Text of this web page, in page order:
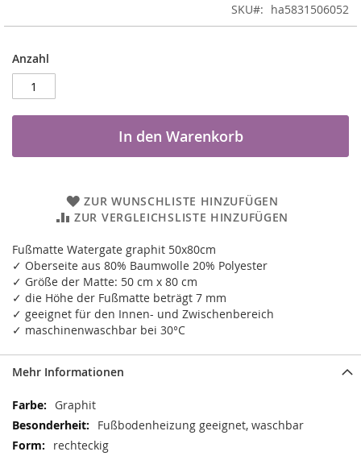
SKU
ha5831506052
Anzahl
In den Warenkorb
ZUR WUNSCHLISTE HINZUFÜGEN
ZUR VERGLEICHSLISTE HINZUFÜGEN
Fußmatte Watergate graphit 50x80cm
✓ Oberseite aus 80% Baumwolle 20% Polyester
✓ Größe der Matte: 50 cm x 80 cm
✓ die Höhe der Fußmatte beträgt 7 mm
✓ geeignet für den Innen- und Zwischenbereich
✓ maschinenwaschbar bei 30°C
Mehr Informationen
Mehr
Informationen
Graphit
Fußbodenheizung geeignet, waschbar
rechteckig